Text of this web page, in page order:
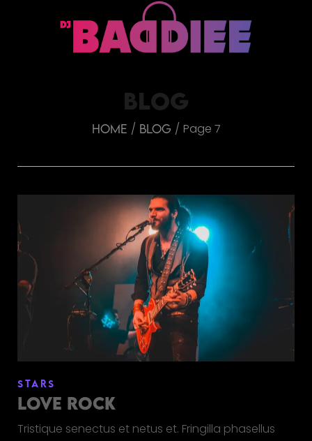
BLOG
Home / Blog / Page 7
STARS
LOVE ROCK
Tristique senectus et netus et. Fringilla phasellus